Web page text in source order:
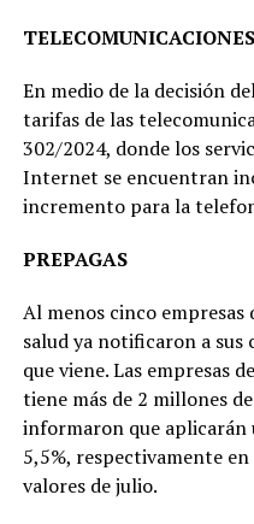
En medio de la decisión
tarifas de las
302/2024, donde los
Internet se encuentran
incremento para la
PREPAGAS
Al menos cinco empresas
salud ya notificaron a sus
que viene. Las empresas
tiene más de 2 millones
informaron que aplicarán
5,5%, respectivamente
valores de julio.